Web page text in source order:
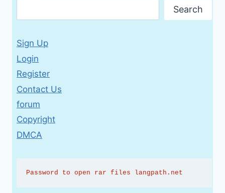
Search
Sign Up
Login
Register
Contact Us
forum
Copyright
DMCA
Password to open rar files langpath.net